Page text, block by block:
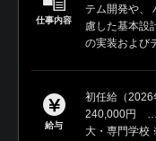
仕事内容
テム開発や、
慮した基本設
の実装および
給与
初任給（
240,000円
大・専門学校